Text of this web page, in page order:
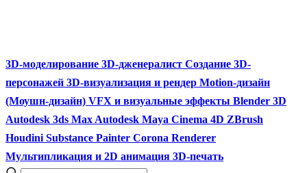
3D-моделирование 3D-дженералист Создание 3D-
персонажей 3D-визуализация и рендер Motion-дизайн
(Моушн-дизайн) VFX и визуальные эффекты Blender 3D
Autodesk 3ds Max Autodesk Maya Cinema 4D ZBrush
Houdini Substance Painter Corona Renderer
Мультипликация и 2D анимация 3D-печать